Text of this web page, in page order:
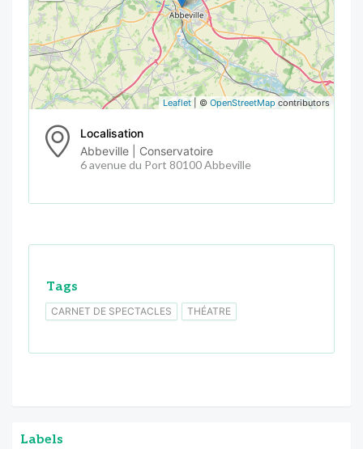
Leaflet | © OpenStreetMap contributors
Localisation
Abbeville | Conservatoire
6 avenue du Port 80100 Abbeville
Tags
CARNET DE SPECTACLES THÉATRE
Labels